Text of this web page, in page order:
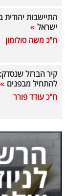
ניוזלטרים
מייל
אדום
התיישבות
ישראל
ח"כ משה סולומון
קיר הברזל
להתחיל מבפנים
ח"כ עודד פורר